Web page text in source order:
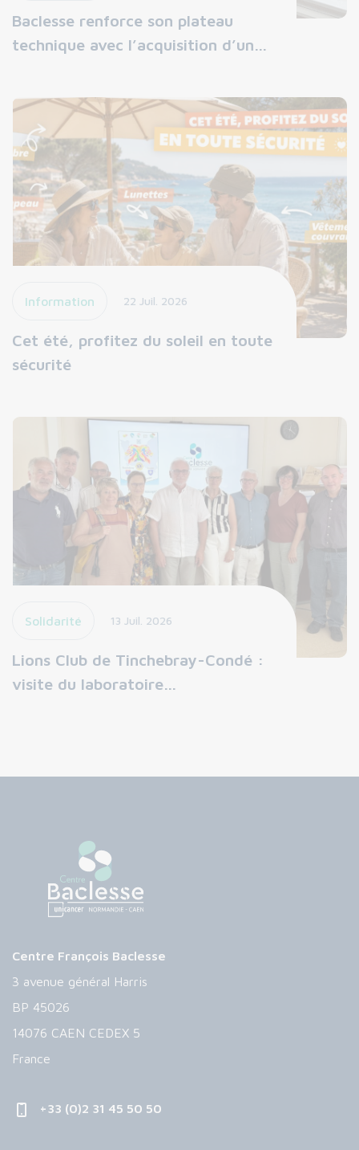
Baclesse renforce son plateau
technique avec l’acquisition d’un…
Information 22 Juil. 2026
Cet été, profitez du soleil en toute
sécurité
Solidarité 13 Juil. 2026
Lions Club de Tinchebray-Condé :
visite du laboratoire…
Centre François Baclesse
3 avenue général Harris
BP 45026
14076 CAEN CEDEX 5
France
+33 (0)2 31 45 50 50